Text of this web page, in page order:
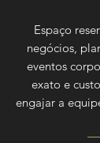
Espaço
negócios,
eventos
exato e
engajar a